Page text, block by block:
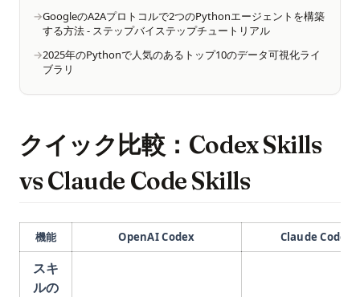
GoogleのA2Aプロトコルで2つのPythonエージェントを構築
する方法 - ステップバイステップチュートリアル
2025年のPythonで人気のあるトップ10のデータ可視化ライ
ブラリ
クイック比較：Codex Skills
vs Claude Code Skills
機能 OpenAI Codex Claude Code
スキ
ルの